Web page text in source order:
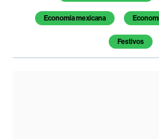
Economía mexicana
Festivos